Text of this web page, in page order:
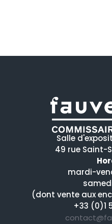
Salle
49 rue Saint-
mardi-
(dont vente aux
+33 (0)1